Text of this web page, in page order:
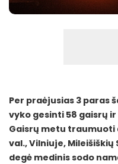
Per praėjusias 3 paras
vyko gesinti 58 gaisrų
Gaisrų metu traumuoti
val., Vilniuje,
degė medinis sodo